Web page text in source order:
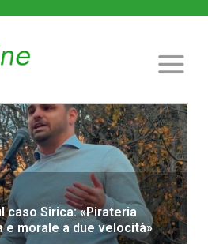
caso Sirica: «Pirateria
e morale a due velocità»